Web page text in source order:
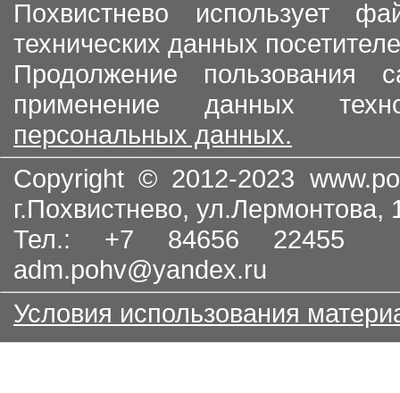
Похвистнево использует
технических данных
Продолжение пользования
применение данных
персональных данных.
Copyright © 2012-2023
г.Похвистнево, ул.Лермонтова,
Тел.: +7 84656
adm.pohv@yandex.ru
Условия использования